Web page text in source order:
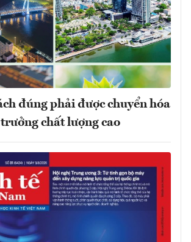
đúng phải được chuyển hóa
chất lượng cao